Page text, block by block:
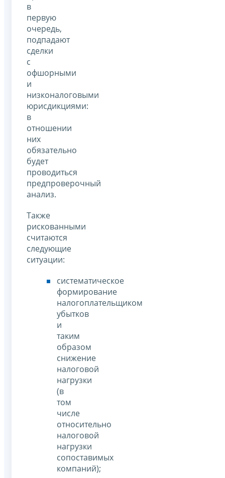
в
первую
очередь,
подпадают
сделки
с
офшорными
и
низконалоговыми
юрисдикциями:
в
отношении
них
обязательно
будет
проводиться
предпроверочный
анализ.
Также
рискованными
считаются
следующие
ситуации:
систематическое
формирование
налогоплательщиком
убытков
и
таким
образом
снижение
налоговой
нагрузки
(в
том
числе
относительно
налоговой
нагрузки
сопоставимых
компаний);